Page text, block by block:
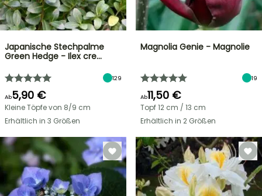
Japanische Stechpalme
Green Hedge - Ilex cre…
129
Ab5,90 €
Kleine Töpfe von 8/9 cm
Erhältlich in 3 Größen
Magnolia Genie - Magnolie
19
Ab11,50 €
Topf 12 cm / 13 cm
Erhältlich in 2 Größen